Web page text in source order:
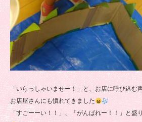
「いらっしゃいませー！」と、お店に呼び込む
お店屋さんにも慣れてきました
「すごーーい！！」、「がんばれー！！」と盛